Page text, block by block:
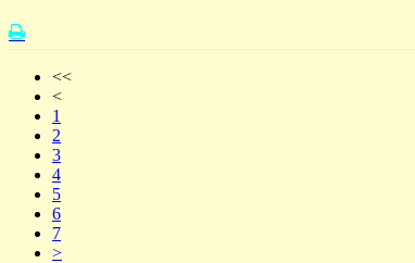
<<
<
1
2
3
4
5
6
7
>